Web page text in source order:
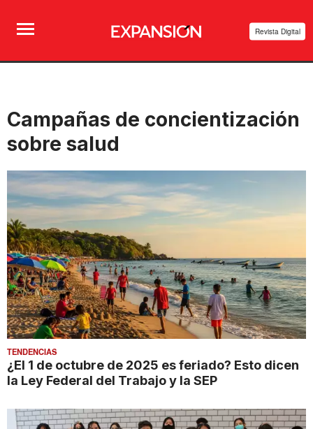
Revista Digital
Campañas de concientización
sobre salud
TENDENCIAS
¿El 1 de octubre de 2025 es feriado? Esto dicen
la Ley Federal del Trabajo y la SEP